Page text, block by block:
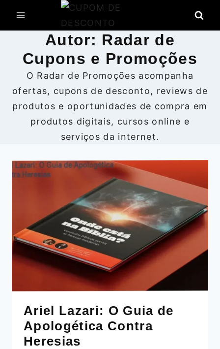
Conteúdo
Autor: Radar de
Cupons e Promoções
O Radar de Promoções acompanha
ofertas, cupons de desconto, reviews de
produtos e oportunidades de compra em
produtos digitais, cursos online e
serviços da internet.
Ariel Lazari: O Guia de
Apologética Contra
Heresias